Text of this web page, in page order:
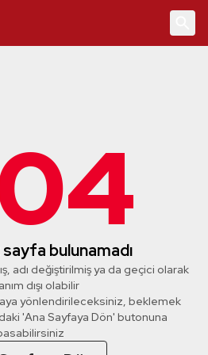
sayfa bulunamadı
adı değiştirilmiş ya da geçici olarak
dışı olabilir
yönlendirileceksiniz, beklemek
'Ana Sayfaya Dön' butonuna